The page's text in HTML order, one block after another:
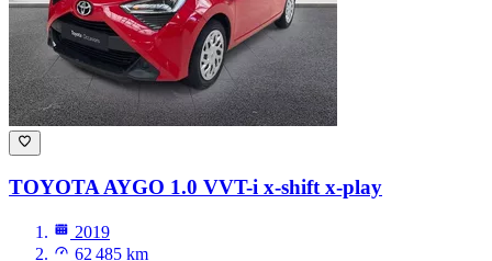
TOYOTA AYGO 1.0 VVT-i x-shift x-play
2019
62 485 km